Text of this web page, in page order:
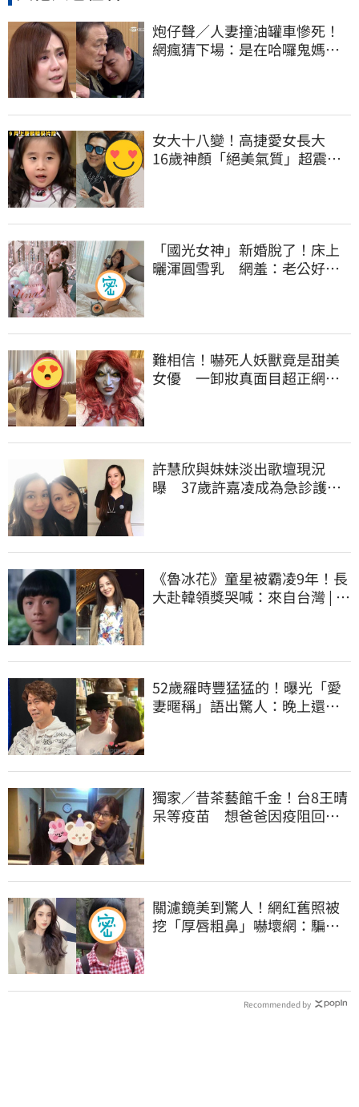
炮仔聲／人妻撞油罐車慘死！
網瘋猜下場：是在哈囉鬼媽
女大十八變！高捷愛女長大
16歲神顏「絕美氣質」超震撼 |
「國光女神」新婚脫了！床上
曬渾圓雪乳 網羞：老公好幸
難相信！嚇死人妖獸竟是甜美
女優 一卸妝真面目超正網戀
許慧欣與妹妹淡出歌壇現況
曝 37歲許嘉凌成為急診護
《魯冰花》童星被霸凌9年！長
大赴韓領獎哭喊：來自台灣 | 娛
52歲羅時豐猛猛的！曝光「愛
妻暱稱」語出驚人：晚上還要 |
獨家／昔茶藝館千金！台8王晴
呆等疫苗 想爸爸因疫阻回家 |
關濾鏡美到驚人！網紅舊照被
挖「厚唇粗鼻」嚇壞網：騙很
Recommended by